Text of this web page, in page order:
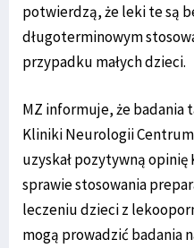
potwierdzą, że leki te są
długoterminowym
przypadku małych dzieci.
MZ informuje, że badania
Kliniki Neurologii
uzyskał pozytywną opinię
sprawie stosowania
leczeniu dzieci z
mogą prowadzić badania